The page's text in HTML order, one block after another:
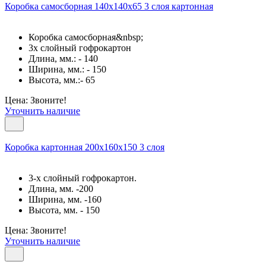
Коробка самосборная 140х140х65 3 слоя картонная
Коробка самосборная&nbsp;
3х слойный гофрокартон
Длина, мм.: - 140
Ширина, мм.: - 150
Высота, мм.:- 65
Цена: Звоните!
Уточнить наличие
Коробка картонная 200х160х150 3 слоя
3-х слойный гофрокартон.
Длина, мм. -200
Ширина, мм. -160
Высота, мм. - 150
Цена: Звоните!
Уточнить наличие